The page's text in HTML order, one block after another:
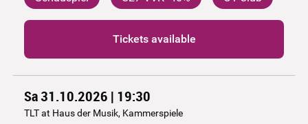
Tickets available
Sa 31.10.2026 | 19:30
TLT at Haus der Musik, Kammerspiele